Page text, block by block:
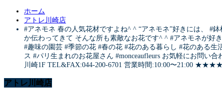
ホーム
アトレ川崎店
#アネモネ 春の人気花材ですよね^ ^ “アネモネ”好きには、 #
か伝わってきて そんな所も素敵なお花です^ ^ #アネモネが好
#趣味の園芸 #季節の花 #春の花 #花のある暮らし #花のある
ス #パリ生まれのお花屋さん #monceaufleurs お気軽にお
川崎1F TEL&FAX:044-200-6701 営業時間:10:00〜21:00
アトレ川崎店